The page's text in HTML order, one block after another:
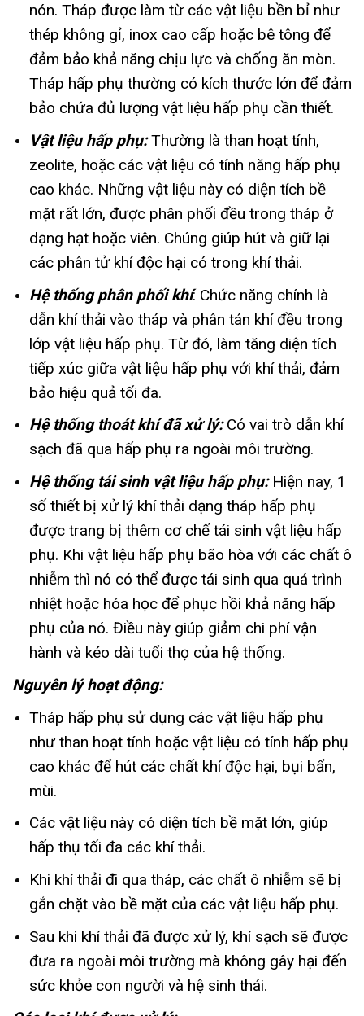
nón. Tháp được làm từ các vật liệu bền bỉ như
thép không gỉ, inox cao cấp hoặc bê tông để
đảm bảo khả năng chịu lực và chống ăn mòn.
Tháp hấp phụ thường có kích thước lớn để đảm
bảo chứa đủ lượng vật liệu hấp phụ cần thiết.
Vật liệu hấp phụ:Thường là than hoạt tính,
zeolite, hoặc các vật liệu có tính năng hấp phụ
cao khác. Những vật liệu này có diện tích bề
mặt rất lớn, được phân phối đều trong tháp ở
dạng hạt hoặc viên. Chúng giúp hút và giữ lại
các phân tử khí độc hại có trong khí thải.
Hệ thống phân phối khí: Chức năng chính là
dẫn khí thải vào tháp và phân tán khí đều trong
lớp vật liệu hấp phụ. Từ đó, làm tăng diện tích
tiếp xúc giữa vật liệu hấp phụ với khí thải, đảm
bảo hiệu quả tối đa.
Hệ thống thoát khí đã xử lý:Có vai trò dẫn khí
sạch đã qua hấp phụ ra ngoài môi trường.
Hệ thống tái sinh vật liệu hấp phụ: Hiện nay, 1
số thiết bị xử lý khí thải dạng tháp hấp phụ
được trang bị thêm cơ chế tái sinh vật liệu hấp
phụ. Khi vật liệu hấp phụ bão hòa với các chất ô
nhiễm thì nó có thể được tái sinh qua quá trình
nhiệt hoặc hóa học để phục hồi khả năng hấp
phụ của nó. Điều này giúp giảm chi phí vận
hành và kéo dài tuổi thọ của hệ thống.
Nguyên lý hoạt động:
Tháp hấp phụ sử dụng các vật liệu hấp phụ
như than hoạt tính hoặc vật liệu có tính hấp phụ
cao khác để hút các chất khí độc hại, bụi bẩn,
mùi.
Các vật liệu này có diện tích bề mặt lớn, giúp
hấp thụ tối đa các khí thải.
Khi khí thải đi qua tháp, các chất ô nhiễm sẽ bị
gắn chặt vào bề mặt của các vật liệu hấp phụ.
Sau khi khí thải đã được xử lý, khí sạch sẽ được
đưa ra ngoài môi trường mà không gây hại đến
sức khỏe con người và hệ sinh thái.